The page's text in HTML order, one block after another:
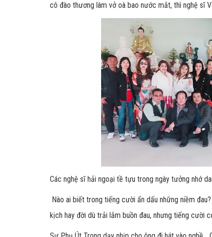
cô đào thương làm vở oà bao nước mắt, thì nghệ sĩ
Các nghệ sĩ hải ngoại tề tựu trong ngày tưởng nhớ
Nào ai biết trong tiếng cười ẩn dấu những niềm
kịch hay đời dù trải lắm buồn đau, nhưng tiếng cười